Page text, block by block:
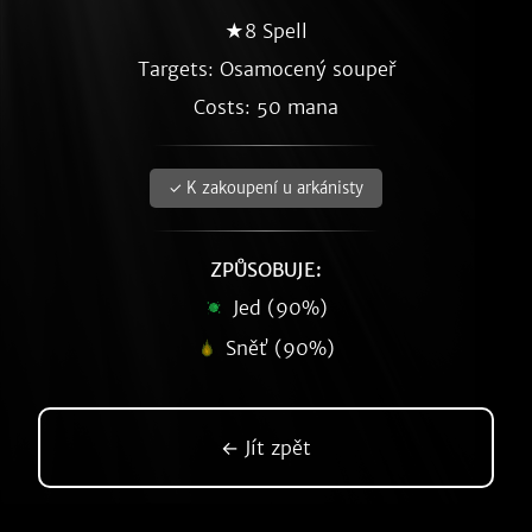
★8 Spell
Targets: Osamocený soupeř
Costs: 50 mana
✓ K zakoupení u arkánisty
ZPŮSOBUJE:
Jed (90%)
Sněť (90%)
← Jít zpět